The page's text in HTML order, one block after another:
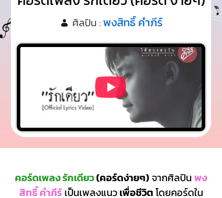
ศิลปิน :พงสิทธิ์ คำภีร์
คอร์ดเพลง รักเดียว(คอร์ดง่ายๆ) จากศิลปิน พง
สิทธิ์ คำภีร์เป็นเพลงแนวเพื่อชีวิตโดยคอร์ดใน